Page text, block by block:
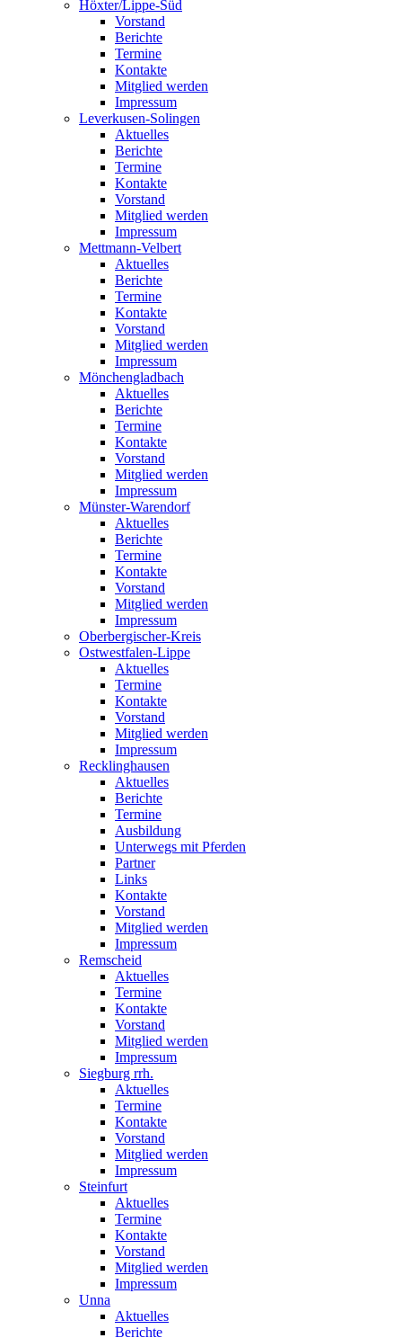
Höxter/Lippe-Süd
Vorstand
Berichte
Termine
Kontakte
Mitglied werden
Impressum
Leverkusen-Solingen
Aktuelles
Berichte
Termine
Kontakte
Vorstand
Mitglied werden
Impressum
Mettmann-Velbert
Aktuelles
Berichte
Termine
Kontakte
Vorstand
Mitglied werden
Impressum
Mönchengladbach
Aktuelles
Berichte
Termine
Kontakte
Vorstand
Mitglied werden
Impressum
Münster-Warendorf
Aktuelles
Berichte
Termine
Kontakte
Vorstand
Mitglied werden
Impressum
Oberbergischer-Kreis
Ostwestfalen-Lippe
Aktuelles
Termine
Kontakte
Vorstand
Mitglied werden
Impressum
Recklinghausen
Aktuelles
Berichte
Termine
Ausbildung
Unterwegs mit Pferden
Partner
Links
Kontakte
Vorstand
Mitglied werden
Impressum
Remscheid
Aktuelles
Termine
Kontakte
Vorstand
Mitglied werden
Impressum
Siegburg rrh.
Aktuelles
Termine
Kontakte
Vorstand
Mitglied werden
Impressum
Steinfurt
Aktuelles
Termine
Kontakte
Vorstand
Mitglied werden
Impressum
Unna
Aktuelles
Berichte